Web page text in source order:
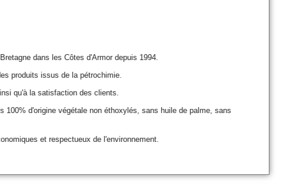
dans les Côtes d'Armor depuis 1994.
produits issus de la pétrochimie.
qu'à la satisfaction des clients.
d'origine végétale non éthoxylés, sans huile de palme, sans
et respectueux de l'environnement.